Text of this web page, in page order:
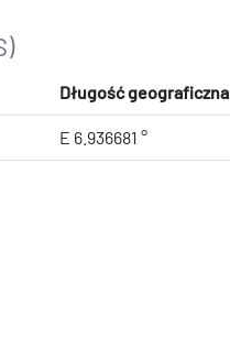
Długość geograficzna
E 6.936681 °